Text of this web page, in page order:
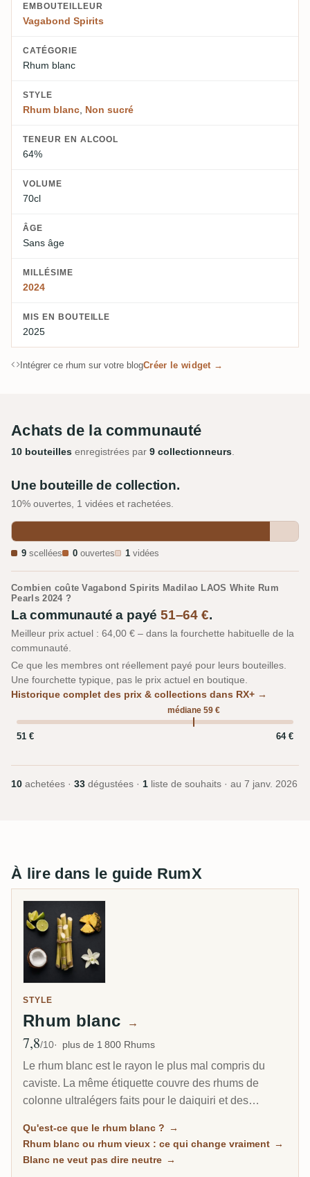
EMBOUTEILLEUR
Vagabond Spirits
CATÉGORIE
Rhum blanc
STYLE
Rhum blanc Non sucré
TENEUR EN ALCOOL
64%
VOLUME
70cl
ÂGE
Sans âge
MILLÉSIME
2024
MIS EN BOUTEILLE
2025
Intégrer ce rhum sur votre blogCréer le widget →
Achats de la communauté
10 bouteilles enregistrées par 9 collectionneurs
Une bouteille de collection.
10% ouvertes, 1 vidées et rachetées.
9 scellées 0 ouvertes 1 vidées
Combien coûte Vagabond Spirits Madilao LAOS White Rum
Pearls 2024 ?
La communauté a payé51–64 €.
Meilleur prix actuel : 64,00 € – dans la fourchette habituelle de la
communauté.
Ce que les membres ont réellement payé pour leurs bouteilles.
Une fourchette typique, pas le prix actuel en boutique.
Historique complet des prix & collections dans RX+ →
médiane 59 €
51 € 64 €
10 achetées · 33 dégustées · 1 liste de souhaits · au 7 janv. 2026
À lire dans le guide RumX
STYLE
Rhum blanc →
Note moyenne
7,8/10 plus de 1 800 Rhums
Le rhum blanc est le rayon le plus mal compris du
caviste. La même étiquette couvre des rhums de
colonne ultralégers faits pour le daiquiri et des
sentent le marché aux fruits en feu. Cette page
rassemble tous les rhums non vieillis de RumX, des
Qu'est-ce que le rhum blanc ? →
Rhum blanc ou rhum vieux : ce qui change vraiment →
Blanc ne veut pas dire neutre →